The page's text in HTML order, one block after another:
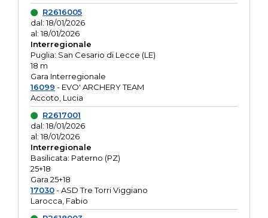
R2616005
dal: 18/01/2026
al: 18/01/2026
Interregionale
Puglia: San Cesario di Lecce (LE)
18 m
Gara Interregionale
16099 - EVO' ARCHERY TEAM
Accoto, Lucia
R2617001
dal: 18/01/2026
al: 18/01/2026
Interregionale
Basilicata: Paterno (PZ)
25+18
Gara 25+18
17030- ASD Tre Torri Viggiano
Larocca, Fabio